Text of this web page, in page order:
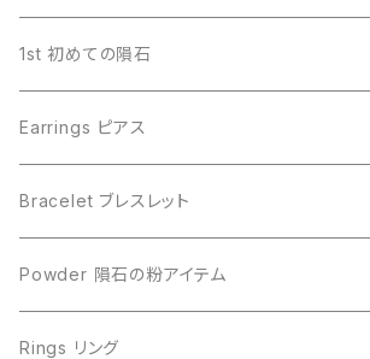
Aletai アルタイ
Campo del Cielo カンポデルシエロ
Muonionalusta ムオニオナルスタ
Sericho セリコ
Libyan desert glass リビアングラス
Gibeon ギベオン
Campo del Cielo カンポデルシエロ
Aletai アルタイ
Muonionalusta ムオニオナルスタ
Henbury ヘンブリー
1st 初めての隕石
Earrings ピアス
Bracelet ブレスレット
ビーズ単品
Powder 隕石の粉アイテム
Rings リング